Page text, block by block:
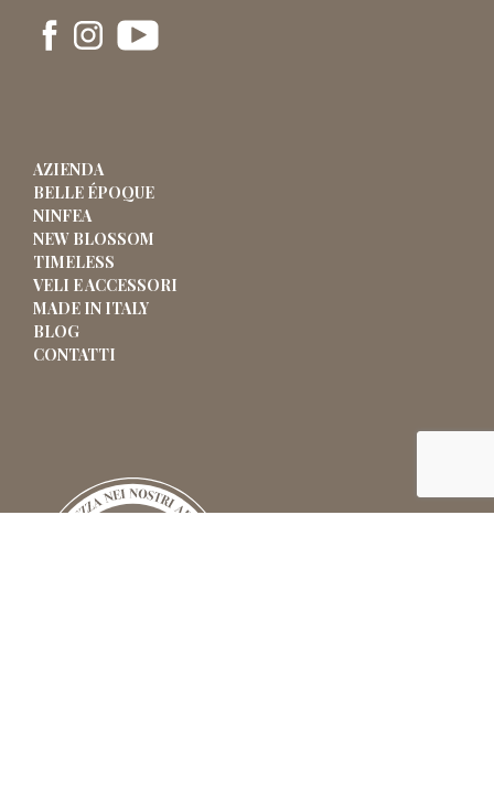
AZIENDA
BELLE ÉPOQUE
NINFEA
NEW BLOSSOM
TIMELESS
VELI E ACCESSORI
MADE IN ITALY
BLOG
CONTATTI